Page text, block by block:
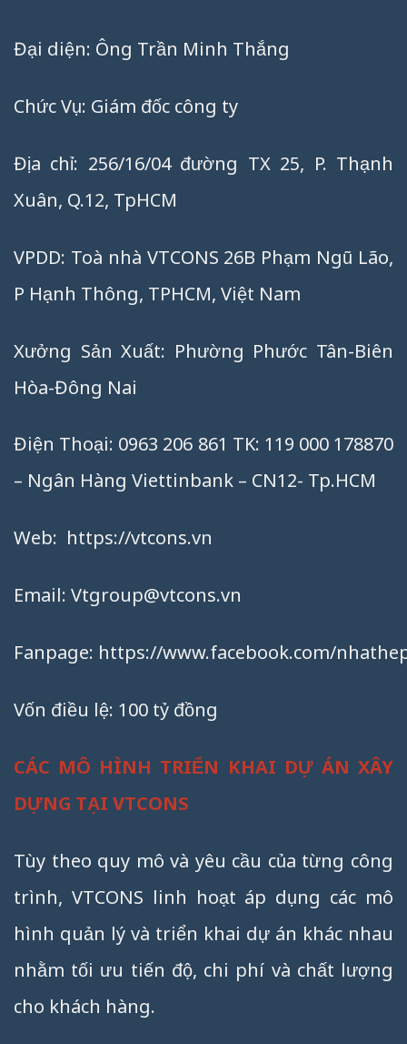
Đại diện: Ông Trần Minh Thắng
Chức Vụ: Giám đốc công ty
Địa chỉ: 256/16/04 đường TX 25, P. Thạnh
Xuân, Q.12, TpHCM
VPDD: Toà nhà VTCONS 26B Phạm Ngũ Lão,
P Hạnh Thông, TPHCM, Việt Nam
Xưởng Sản Xuất: Phường Phước Tân-Biên
Hòa-Đông Nai
Điện Thoại: 0963 206 861 TK: 119 000 178870
– Ngân Hàng Viettinbank – CN12- Tp.HCM
Web: https://vtcons.vn
Email: Vtgroup@vtcons.vn
Fanpage: https://www.facebook.com/
Vốn điều lệ: 100 tỷ đồng
CÁC MÔ HÌNH TRIỂN KHAI DỰ ÁN XÂY
DỰNG TẠI VTCONS
Tùy theo quy mô và yêu cầu của từng công
trình, VTCONS linh hoạt áp dụng các mô
hình quản lý và triển khai dự án khác nhau
nhằm tối ưu tiến độ, chi phí và chất lượng
cho khách hàng.